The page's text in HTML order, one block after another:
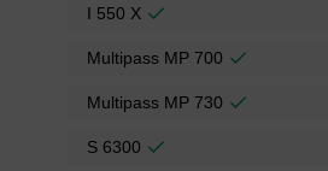
I 550 X
Multipass MP 700
Multipass MP 730
S 6300